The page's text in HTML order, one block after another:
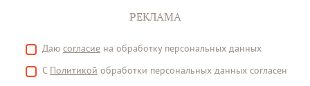
РЕКЛАМА
Даю согласие на обработку персональных данных
С Политикой обработки персональных данных согласен